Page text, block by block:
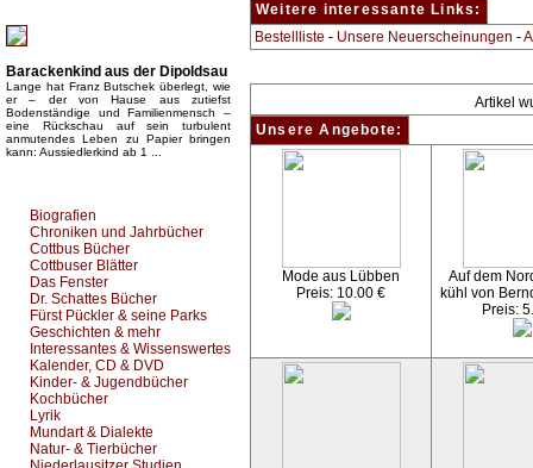
Barackenkind aus der Dipoldsau
Lange hat Franz Butschek überlegt, wie
er – der von Hause aus zutiefst
Bodenständige und Familienmensch –
eine Rückschau auf sein turbulent
anmutendes Leben zu Papier bringen
kann: Aussiedlerkind ab 1 ...
Biografien
Chroniken und Jahrbücher
Cottbus Bücher
Cottbuser Blätter
Das Fenster
Dr. Schattes Bücher
Fürst Pückler & seine Parks
Geschichten & mehr
Interessantes & Wissenswertes
Kalender, CD & DVD
Kinder- & Jugendbücher
Kochbücher
Lyrik
Mundart & Dialekte
Natur- & Tierbücher
Weitere interessante Links:
Bestellliste - Unsere Neuerscheinungen -
Artikel
Unsere Angebote:
Mode aus Lübben
Preis: 10.00 €
Auf dem
kühl von
Preis: